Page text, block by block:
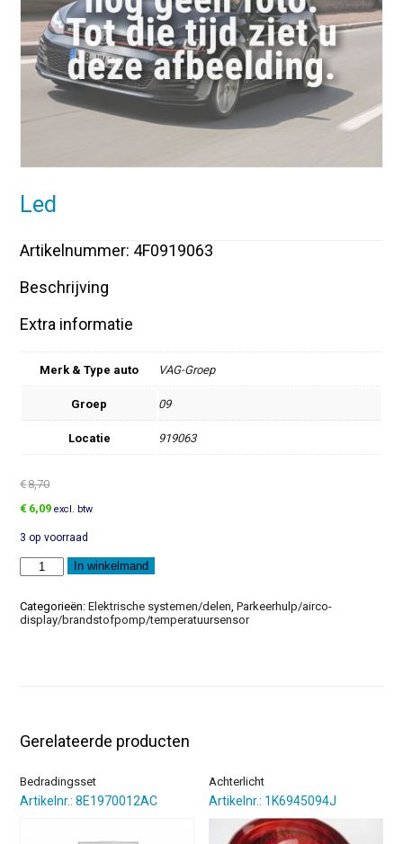
Led
Artikelnummer: 4F0919063
Beschrijving
Extra informatie
Merk & Type auto VAG-Groep
Groep 09
Locatie 919063
€8,70
Oorspronkelijke
was:
€8,70.
€ 6,09Huidige
is:
€6,09.
excl. btw
3 op voorraad
aantal
In winkelmand
Categorieën:Elektrische systemen/delen,Parkeerhulp/airco-
display/brandstofpomp/temperatuursensor
Gerelateerde producten
Bedradingsset
Artikelnr.: 8E1970012AC
Achterlicht
Artikelnr.: 1K6945094J